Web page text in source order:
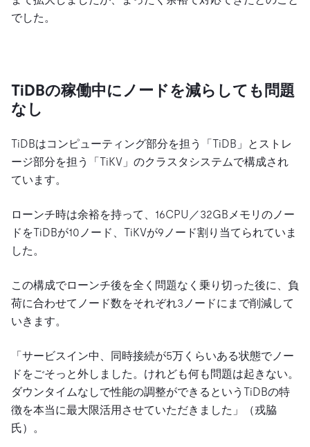
でした。
TiDBの稼働中にノードを減らしても問題
なし
TiDBはコンピューティング部分を担う「TiDB」とストレ
ージ部分を担う「TiKV」のクラスタシステムで構成され
ています。
ローンチ時は余裕を持って、16CPU／32GBメモリのノー
ドをTiDBが10ノード、TiKVが9ノード割り当てられていま
した。
この構成でローンチ後を全く問題なく乗り切った後に、負
荷に合わせてノード数をそれぞれ3ノードにまで削減して
いきます。
「サービスイン中、同時接続が5万くらいある状態でノー
ドをごそっと外しました。けれども何も問題は起きない。
ダウンタイムなしで性能の調整ができるというTiDBの特
徴を本当に最大限活用させていただきました」（戎脇
氏）。